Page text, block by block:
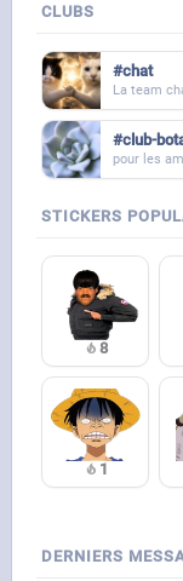
CLUBS
#chat
#club-
STICKERS
8
1
DERNIERS